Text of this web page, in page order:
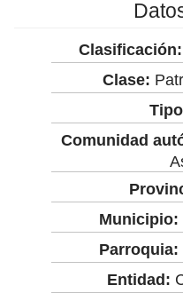
Clasificación:
Clase:
Comunidad
Municipio:
Parroquia:
Entidad: